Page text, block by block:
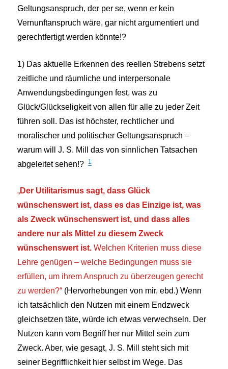
Geltungsanspruch, der per se, wenn er kein
Vernunftanspruch wäre, gar nicht argumentiert und
gerechtfertigt werden könnte!?
1) Das aktuelle Erkennen des reellen Strebens setzt
zeitliche und räumliche und interpersonale
Anwendungsbedingungen fest, was zu
Glück/Glückseligkeit von allen für alle zu jeder Zeit
führen soll. Das ist höchster, rechtlicher und
moralischer und politischer Geltungsanspruch –
warum will J. S. Mill dasvon sinnlichen Tatsachen
abgeleitetsehen!?1
„Der Utilitarismus sagt, dass Glück
wünschenswert ist, dass es das Einzige ist, was
als Zweck wünschenswert ist, und dass alles
andere nur als Mittel zu diesem Zweck
wünschenswert ist. Welchen Kriterien muss diese
Lehre genügen – welche Bedingungen muss sie
erfüllen, um ihrem Anspruch zu überzeugen gerecht
zu werden?“ (Hervorhebungen von mir, ebd.) Wenn
ich tatsächlich den Nutzen mit einem Endzweck
gleichsetzen täte, würde ich etwas verwechseln. Der
Nutzen kann vom Begriff her nur Mittel sein zum
Zweck. Aber, wie gesagt, J. S. Mill steht sich mit
seiner Begrifflichkeit hier selbst im Wege. Das